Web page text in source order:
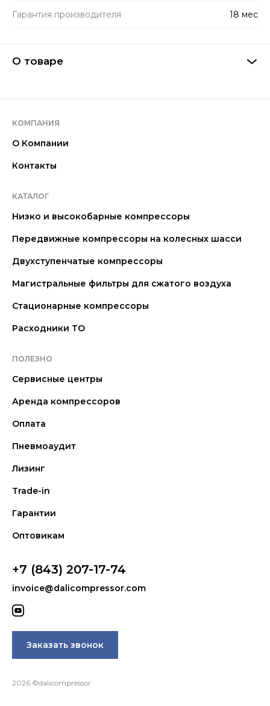
Гарантия производителя 18 мес
О товаре
КОМПАНИЯ
О Компании
Контакты
КАТАЛОГ
Низко и высокобарные компрессоры
Передвижные компрессоры на колесных шасси
Двухступенчатые компрессоры
Магистральные фильтры для сжатого воздуха
Стационарные компрессоры
Расходники ТО
ПОЛЕЗНО
Сервисные центры
Аренда компрессоров
Оплата
Пневмоаудит
Лизинг
Trade-in
Гарантии
Оптовикам
+7 (843) 207-17-74
invoice@dalicompressor.com
Заказать звонок
2026 ©dalicompressor